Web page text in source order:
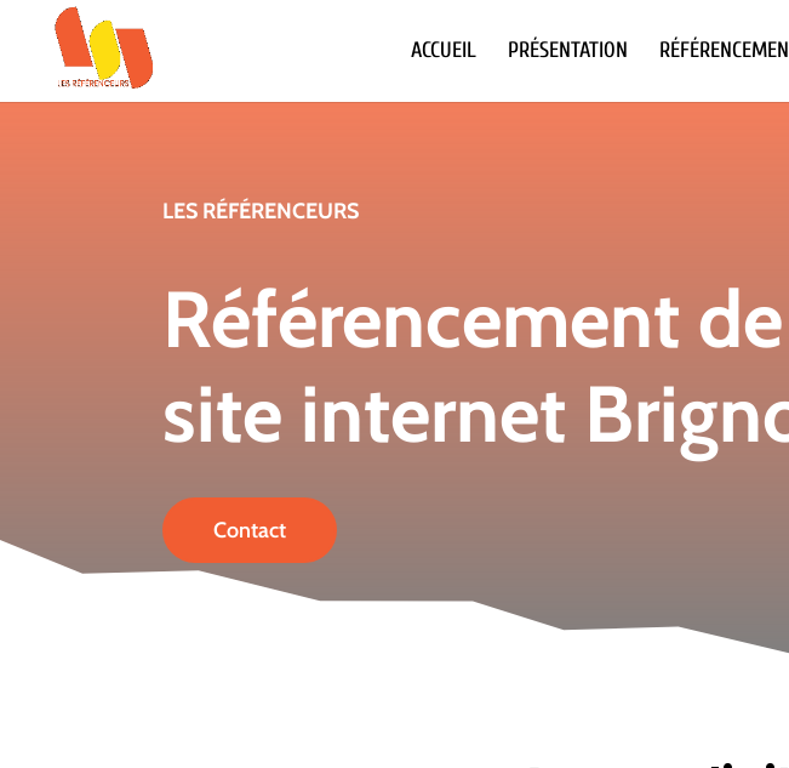
ACCUEIL PRÉSENTATION
LES RÉFÉRENCEURS
Référencement de
site internet
Contact